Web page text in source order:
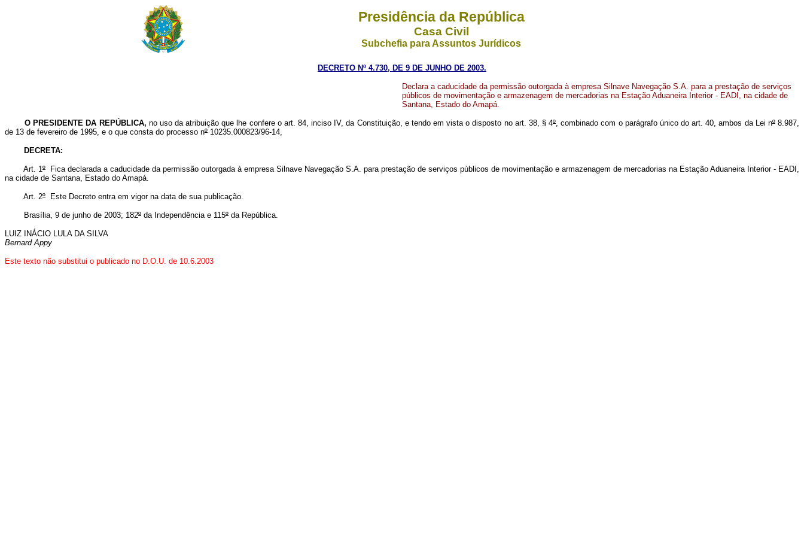
Presidência da República
Casa Civil
Subchefia para Assuntos Jurídicos
DECRETO Nº 4.730, DE 9 DE JUNHO DE 2003.
Declara a caducidade da permissão outorgada à empresa Silnave Navegação S.A. para a prestação de serviços
públicos de movimentação e armazenagem de mercadorias na Estação Aduaneira Interior - EADI, na cidade de
Santana, Estado do Amapá.
O PRESIDENTE DA REPÚBLICA, no uso da atribuição que lhe confere o art. 84, inciso IV, da Constituição, e tendo em vista o disposto no art. 38, § 4º, combinado com o parágrafo único do art. 40, ambos da Lei nº8.987,
de 13 de fevereiro de 1995, e o que consta do processo nº 10235.000823/96-14,
DECRETA:
Art. 1º Fica declarada a caducidade da permissão outorgada à empresa Silnave Navegação S.A. para prestação de serviços públicos de movimentação e armazenagem de mercadorias na Estação Aduaneira Interior - EADI,
na cidade de Santana, Estado do Amapá.
Art. 2º Este Decreto entra em vigor na data de sua publicação.
Brasília, 9 de junho de 2003; 182º da Independência e 115º da República.
LUIZ INÁCIO LULA DA SILVA
Bernard Appy
Este texto não substitui o publicado no D.O.U. de 10.6.2003